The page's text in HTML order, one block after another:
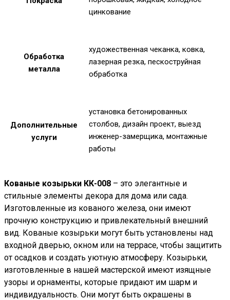
цинкование
Обработка
металла
художественная чеканка, ковка,
лазерная резка, пескоструйная
обработка
Дополнительные
услуги
установка бетонированных
столбов, дизайн проект, выезд
инженер-замерщика, монтажные
работы
Кованые козырьки КК-008 – это элегантные и
стильные элементы декора для дома или сада.
Изготовленные из кованого железа, они имеют
прочную конструкцию и привлекательный внешний
вид. Кованые козырьки могут быть установлены над
входной дверью, окном или на террасе, чтобы защитить
от осадков и создать уютную атмосферу. Козырьки,
изготовленные в нашей мастерской имеют изящные
узоры и орнаменты, которые придают им шарм и
индивидуальность. Они могут быть окрашены в